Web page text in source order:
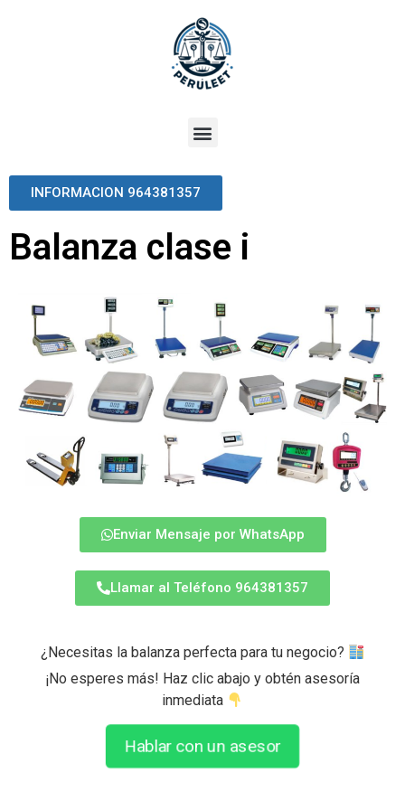
INFORMACION 964381357
Balanza clase i
Enviar Mensaje por WhatsApp
Llamar al Teléfono 964381357
¿Necesitas la balanza perfecta para tu negocio?
¡No esperes más! Haz clic abajo y obtén asesoría
inmediata
Hablar con un asesor